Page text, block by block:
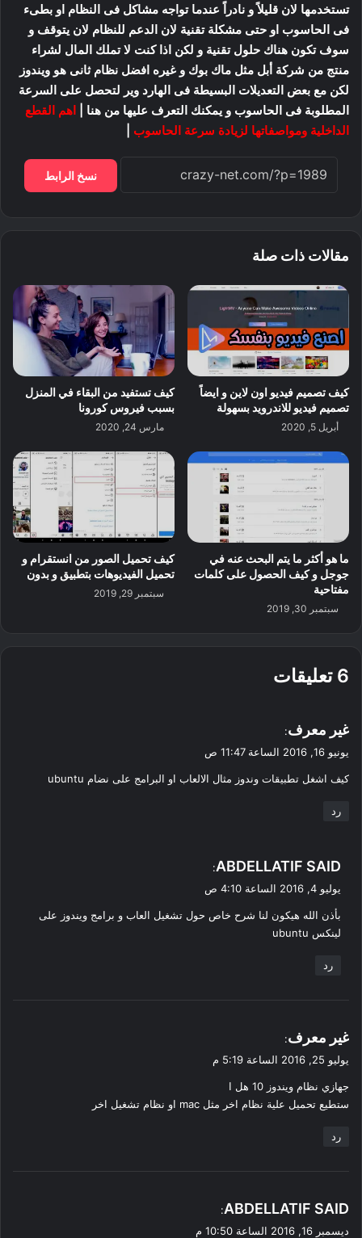
تستخدمها لان قليلاً و نادراً عندما تواجه مشاكل فى النظام او بطىء
فى الحاسوب او حتى مشكلة تقنية لان الدعم للنظام لان يتوقف و
سوف تكون هناك حلول تقنية و لكن اذا كنت لا تملك المال لشراء
منتج من شركة أبل مثل ماك بوك و غيره افضل نظام ثانى هو ويندوز
لكن مع بعض التعديلات البسيطة فى الهارد وير لتحصل على السرعة
المطلوبة فى الحاسوب و يمكنك التعرف عليها من هنا | اهم القطع
الداخلية ومواصفاتها لزيادة سرعة الحاسوب
نسخ الرابط
مقالات ذات صلة
كيف تصميم فيديو اون لاين و ايضاً
تصميم فيديو للاندرويد بسهولة
أبريل 5, 2020
كيف تستفيد من البقاء في المنزل
بسبب فيروس كورونا
مارس 24, 2020
ما هو أكثر ما يتم البحث عنه في
جوجل و كيف الحصول على كلمات
مفتاحية
سبتمبر 30, 2019
كيف تحميل الصور من انستقرام و
تحميل الفيديوهات بتطبيق و بدون
سبتمبر 29, 2019
‫6 تعليقات
ي
ل
غير معرف:
يونيو 16, 2016 الساعة 11:47 ص
كيف اشغل تطبيقات وندوز مثال الالعاب او البرامج على نضام ubuntu
رد
ي
ل
ABDELLATIF SAID
:
يوليو 4, 2016 الساعة 4:10 ص
بأذن الله هيكون لنا شرح خاص حول تشغيل العاب و برامج ويندوز على
لينكس ubuntu
رد
ي
ل
غير معرف:
يوليو 25, 2016 الساعة 5:19 م
جهازي نظام ويندوز 10 هل ا
ستطيع تحميل علية نظام اخر مثل mac او نظام تشغيل اخر
رد
يABDELLATIF SAID
:
ديسمبر 16, 2016 الساعة 10:50 م